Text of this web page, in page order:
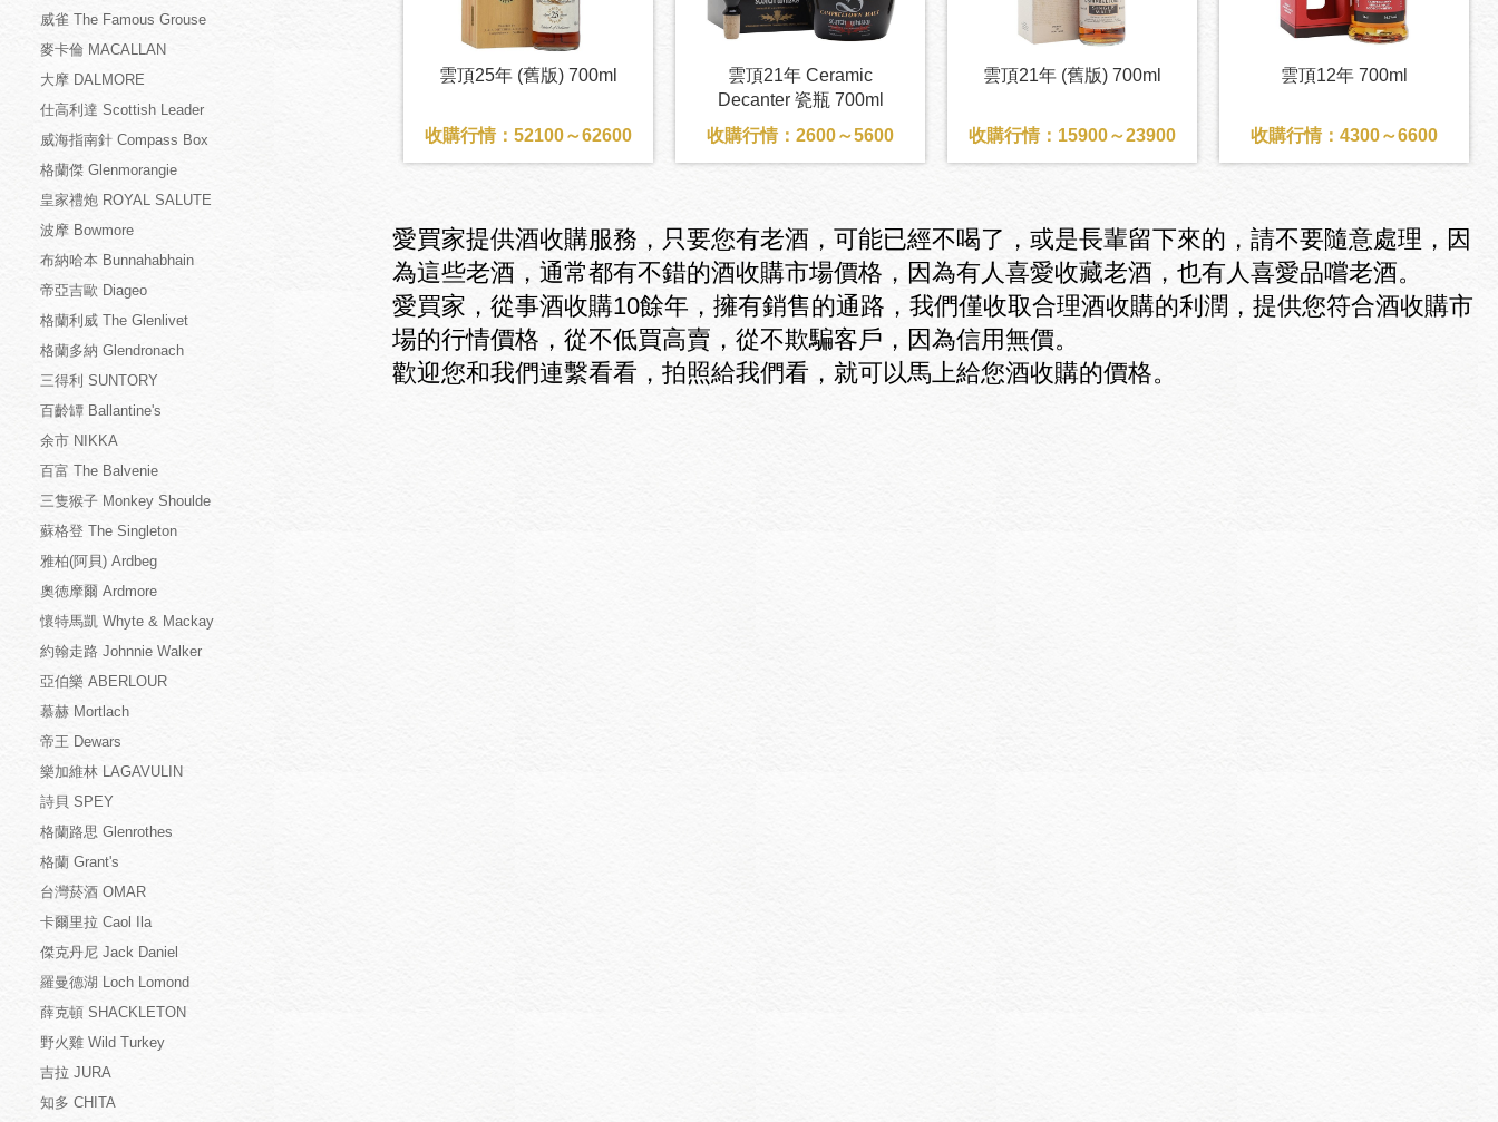
威雀 The Famous Grouse
麥卡倫 MACALLAN
大摩 DALMORE
仕高利達 Scottish Leader
威海指南針 Compass Box
格蘭傑 Glenmorangie
皇家禮炮 ROYAL SALUTE
波摩 Bowmore
布納哈本 Bunnahabhain
帝亞吉歐 Diageo
格蘭利威 The Glenlivet
格蘭多納 Glendronach
三得利 SUNTORY
百齡罈 Ballantine's
余市 NIKKA
百富 The Balvenie
三隻猴子 Monkey Shoulde
蘇格登 The Singleton
雅柏(阿貝) Ardbeg
奧徳摩爾 Ardmore
懷特馬凱 Whyte & Mackay
約翰走路 Johnnie Walker
亞伯樂 ABERLOUR
慕赫 Mortlach
帝王 Dewars
樂加維林 LAGAVULIN
詩貝 SPEY
格蘭路思 Glenrothes
格蘭 Grant's
台灣菸酒 OMAR
卡爾里拉 Caol Ila
傑克丹尼 Jack Daniel
羅曼德湖 Loch Lomond
薛克頓 SHACKLETON
野火雞 Wild Turkey
吉拉 JURA
知多 CHITA
雲頂25年 (舊版) 700ml
收購行情：52100～62600
雲頂21年 Ceramic
Decanter 瓷瓶 700ml
收購行情：2600～5600
雲頂21年 (舊版) 700ml
收購行情：15900～23900
雲頂12年 700ml
收購行情：4300～6600
愛買家提供酒收購服務，只要您有老酒，可能已經不喝了，或是長輩留下來的，請不要隨意處理，因
為這些老酒，通常都有不錯的酒收購市場價格，因為有人喜愛收藏老酒，也有人喜愛品嚐老酒。
愛買家，從事酒收購10餘年，擁有銷售的通路，我們僅收取合理酒收購的利潤，提供您符合酒收購市
場的行情價格，從不低買高賣，從不欺騙客戶，因為信用無價。
歡迎您和我們連繫看看，拍照給我們看，就可以馬上給您酒收購的價格。